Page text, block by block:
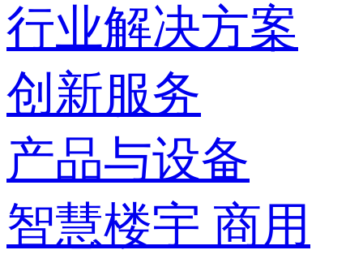
行业解决方案
创新服务
产品与设备
智慧楼宇 商用